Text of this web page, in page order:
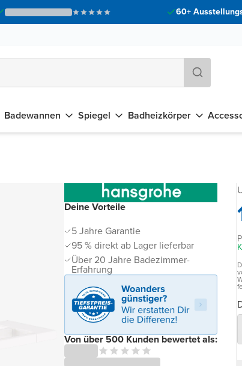
60+
Badewannen Spiegel Badheizkörper
Deine Vorteile
5 Jahre Garantie
95 % direkt ab Lager lieferbar
Über 20 Jahre Badezimmer-
Erfahrung
Von über 500 Kunden bewertet als: